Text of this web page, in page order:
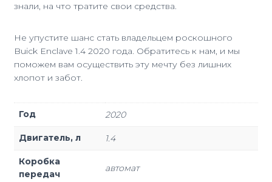
знали, на что тратите свои средства.
Не упустите шанс стать владельцем роскошного
Buick Enclave 1.4 2020 года. Обратитесь к нам, и мы
поможем вам осуществить эту мечту без лишних
хлопот и забот.
Год 2020
Двигатель, л 1.4
Коробка
передач
автомат